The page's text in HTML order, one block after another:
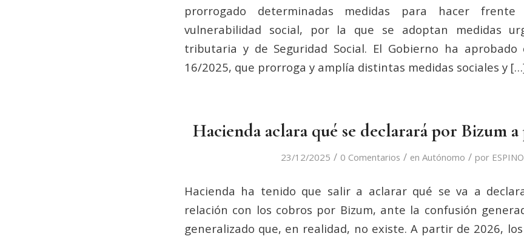
prorrogado determinadas medidas para hacer
vulnerabilidad social, por la que se adoptan medidas
tributaria y de Seguridad Social. El Gobierno ha aprobado
16/2025, que prorroga y amplía distintas medidas sociales y
Hacienda aclara qué se declarará por Bizum
23/12/2025 / 0 Comentarios / en Autónomo / por
Hacienda ha tenido que salir a aclarar qué se va a
relación con los cobros por Bizum, ante la confusión
generalizado que, en realidad, no existe. A partir de 2026,